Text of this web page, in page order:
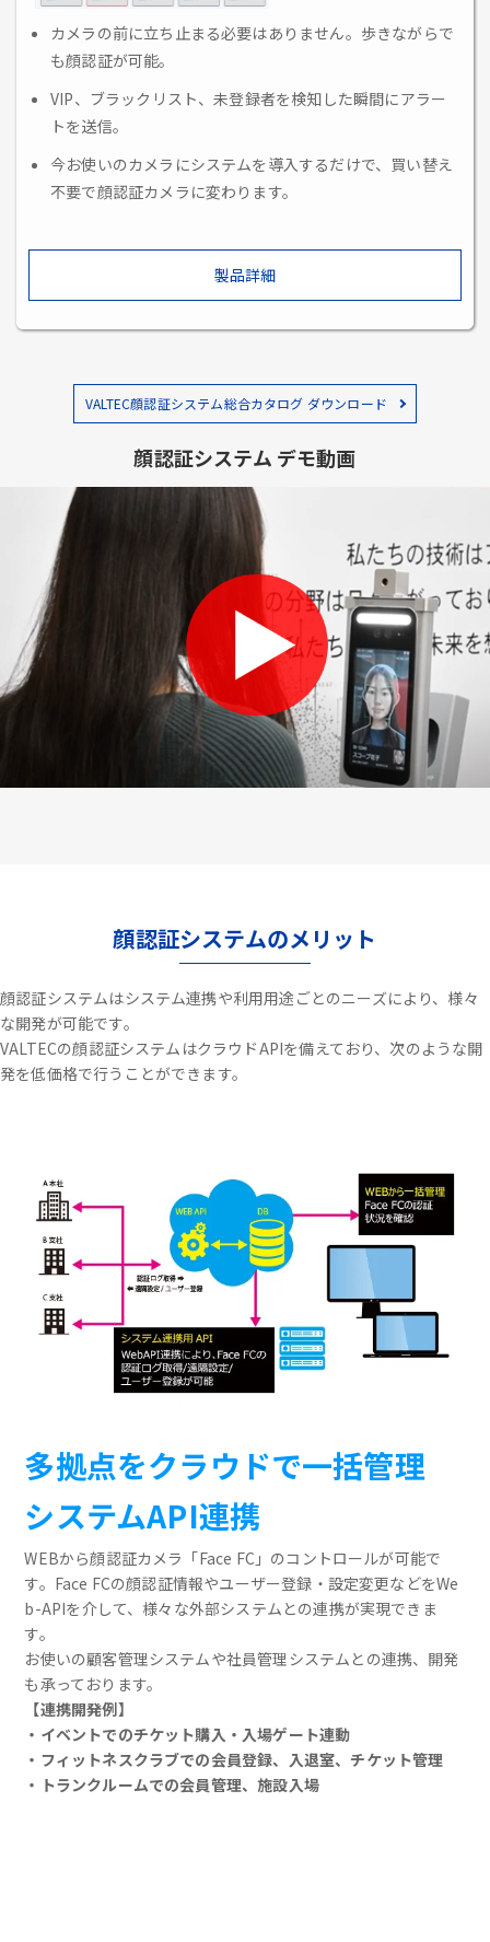
カメラの前に立ち止まる必要はありません。歩きながらで
も顔認証が可能。
VIP、ブラックリスト、未登録者を検知した瞬間にアラー
トを送信。
今お使いのカメラにシステムを導入するだけで、買い替え
不要で顔認証カメラに変わります。
製品詳細
VALTEC顔認証システム総合カタログ ダウンロード
顔認証システム デモ動画
顔認証システムのメリット
顔認証システムはシステム連携や利用用途ごとのニーズにより、様々
な開発が可能です。
VALTECの顔認証システムはクラウドAPIを備えており、次のような開
発を低価格で行うことができます。
多拠点をクラウドで一括管理
システムAPI連携
WEBから顔認証カメラ「Face FC」のコントロールが可能で
す。Face FCの顔認証情報やユーザー登録・設定変更などをWe
b-APIを介して、様々な外部システムとの連携が実現できま
す。
お使いの顧客管理システムや社員管理システムとの連携、開発
も承っております。
【連携開発例】
・イベントでのチケット購入・入場ゲート連動
・フィットネスクラブでの会員登録、入退室、チケット管理
・トランクルームでの会員管理、施設入場